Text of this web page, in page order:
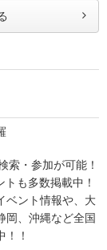
索・参加が可能！
も多数掲載中！
ベント情報や、大
岡、沖縄など全国
！